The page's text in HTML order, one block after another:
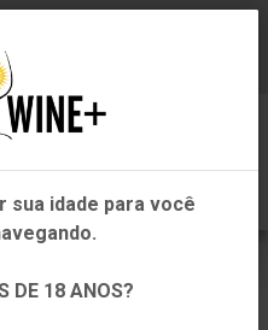
BRANCO
sua idade para você
DE 18 ANOS?